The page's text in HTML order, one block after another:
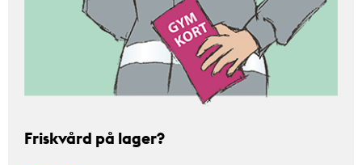
Friskvård på lager?